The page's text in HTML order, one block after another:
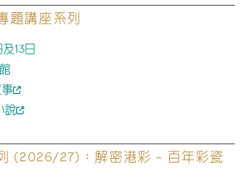
題講座系列
13日
說
(2026/27)：解密港彩 – 百年彩瓷